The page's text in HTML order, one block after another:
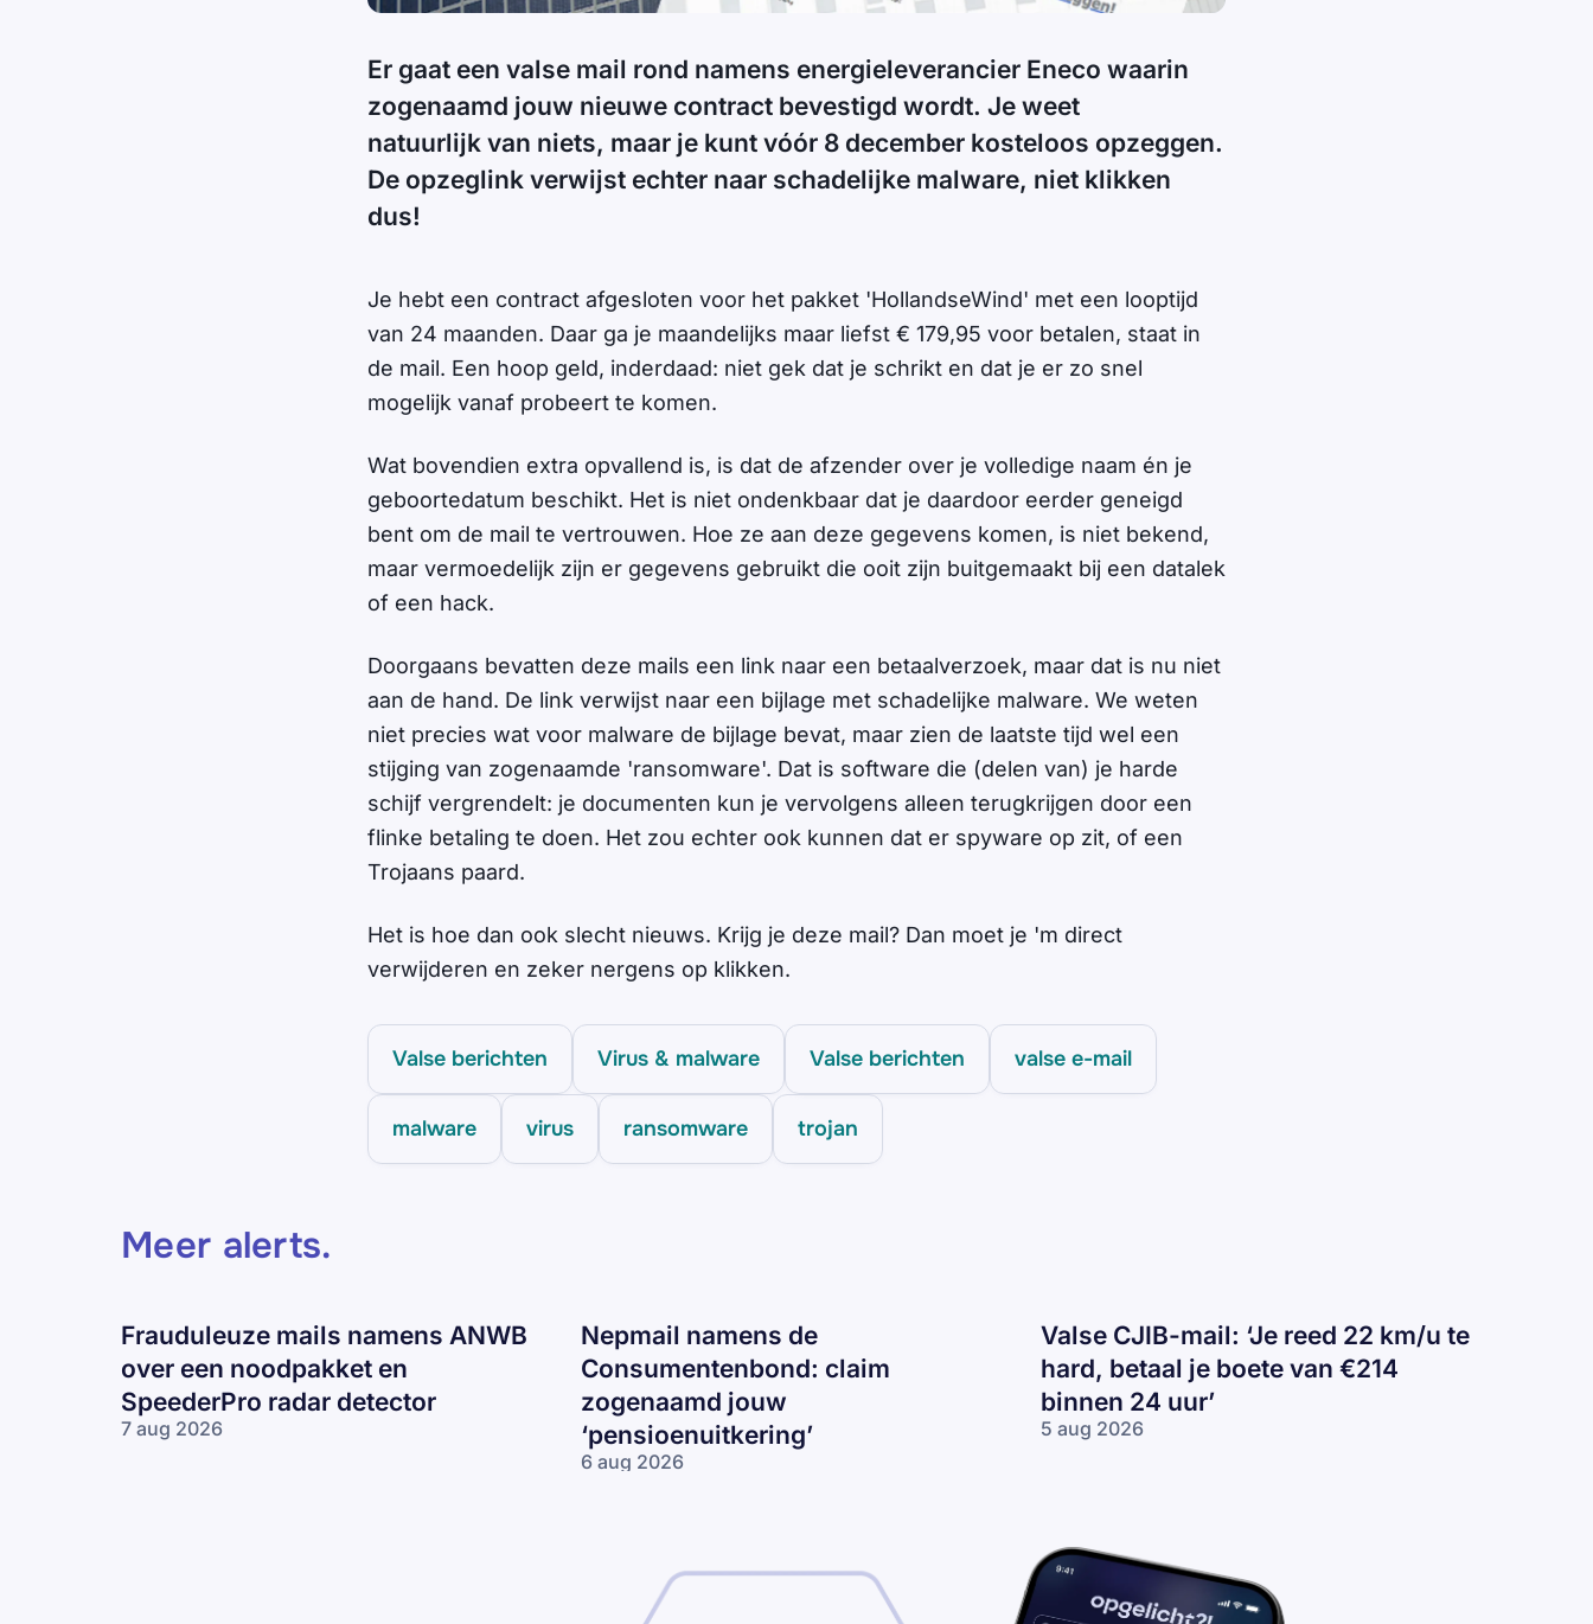
Er gaat een valse mail rond namens energieleverancier Eneco waarin
zogenaamd jouw nieuwe contract bevestigd wordt. Je weet
natuurlijk van niets, maar je kunt vóór 8 december kosteloos opzeggen.
De opzeglink verwijst echter naar schadelijke malware, niet klikken
dus!
Je hebt een contract afgesloten voor het pakket 'HollandseWind' met een looptijd
van 24 maanden. Daar ga je maandelijks maar liefst € 179,95 voor betalen, staat in
de mail. Een hoop geld, inderdaad: niet gek dat je schrikt en dat je er zo snel
mogelijk vanaf probeert te komen.
Wat bovendien extra opvallend is, is dat de afzender over je volledige naam én je
geboortedatum beschikt. Het is niet ondenkbaar dat je daardoor eerder geneigd
bent om de mail te vertrouwen. Hoe ze aan deze gegevens komen, is niet bekend,
maar vermoedelijk zijn er gegevens gebruikt die ooit zijn buitgemaakt bij een datalek
of een hack.
Doorgaans bevatten deze mails een link naar een betaalverzoek, maar dat is nu niet
aan de hand. De link verwijst naar een bijlage met schadelijke malware. We weten
niet precies wat voor malware de bijlage bevat, maar zien de laatste tijd wel een
stijging van zogenaamde 'ransomware'. Dat is software die (delen van) je harde
schijf vergrendelt: je documenten kun je vervolgens alleen terugkrijgen door een
flinke betaling te doen. Het zou echter ook kunnen dat er spyware op zit, of een
Trojaans paard.
Het is hoe dan ook slecht nieuws. Krijg je deze mail? Dan moet je 'm direct
verwijderen en zeker nergens op klikken.
Valse berichten Virus & malware Valse berichten valse e-mail
malware virus ransomware trojan
Meer alerts.
Frauduleuze mails namens ANWB
over een noodpakket en
SpeederPro radar detector
7 aug 2026
Nepmail namens de
Consumentenbond: claim
zogenaamd jouw
‘pensioenuitkering’
6 aug 2026
‘pensioenuitkering’
Valse CJIB-mail: ‘Je reed 22 km/u te
hard, betaal je boete van €214
binnen 24 uur’
5 aug 2026
reed
22
te